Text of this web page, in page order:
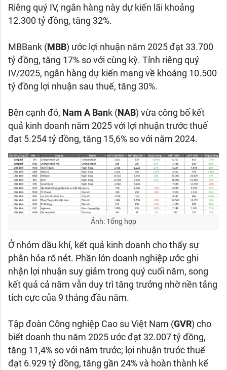
Riêng quý IV, ngân hàng này dự kiến lãi khoảng
12.300 tỷ đồng, tăng 32%.
MBBank (MBB) ước lợi nhuận năm 2025 đạt 33.700
tỷ đồng, tăng 17% so với cùng kỳ. Tính riêng quý
IV/2025, ngân hàng dự kiến mang về khoảng 10.500
tỷ đồng lợi nhuận sau thuế, tăng 30%.
Bên cạnh đó, Nam A Bank (NAB) vừa công bố kết
quả kinh doanh năm 2025 với lợi nhuận trước thuế
đạt 5.254 tỷ đồng, tăng 15,6% so với năm 2024.
Ảnh: Tổng hợp
Ở nhóm dầu khí, kết quả kinh doanh cho thấy sự
phân hóa rõ nét. Phần lớn doanh nghiệp ước ghi
nhận lợi nhuận suy giảm trong quý cuối năm, song
kết quả cả năm vẫn duy trì tăng trưởng nhờ nền tảng
tích cực của 9 tháng đầu năm.
Tập đoàn Công nghiệp Cao su Việt Nam (GVR) cho
biết doanh thu năm 2025 ước đạt 32.007 tỷ đồng,
tăng 11,4% so với năm trước; lợi nhuận trước thuế
đạt 6.929 tỷ đồng, tăng gần 24% và hoàn thành kế